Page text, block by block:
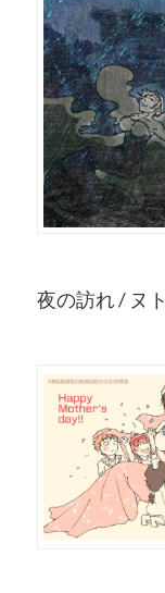
夜の訪れ / ヌト